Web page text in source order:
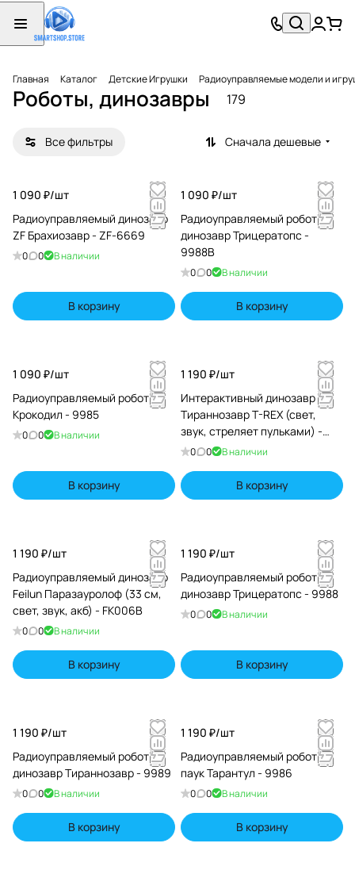
Главная Каталог Детские Игрушки Радиоуправляемые модели и
Роботы, динозавры 179
Все фильтры Сначала дешевые
1 090 ₽/шт
Радиоуправляемый динозавр
ZF Брахиозавр - ZF-6669
0 0 В наличии
В корзину
1 090 ₽/шт
Радиоуправляемый робот ZF
динозавр Трицератопс -
9988B
0 0 В наличии
В корзину
1 090 ₽/шт
Радиоуправляемый робот ZF
Крокодил - 9985
0 0 В наличии
В корзину
1 190 ₽/шт
Интерактивный динозавр
Тираннозавр T-REX (свет,
звук, стреляет пульками) -
RS6185
0 0 В наличии
В корзину
1 190 ₽/шт
Радиоуправляемый динозавр
Feilun Паразауролоф (33 см,
свет, звук, акб) - FK006B
0 0 В наличии
В корзину
1 190 ₽/шт
Радиоуправляемый робот ZF
динозавр Трицератопс - 9988
0 0 В наличии
В корзину
1 190 ₽/шт
Радиоуправляемый робот ZF
динозавр Тираннозавр - 9989
0 0 В наличии
В корзину
1 190 ₽/шт
Радиоуправляемый робот ZF
паук Тарантул - 9986
0 0 В наличии
В корзину